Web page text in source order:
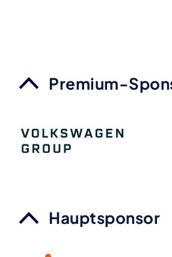
Premium-
Hauptsponsor